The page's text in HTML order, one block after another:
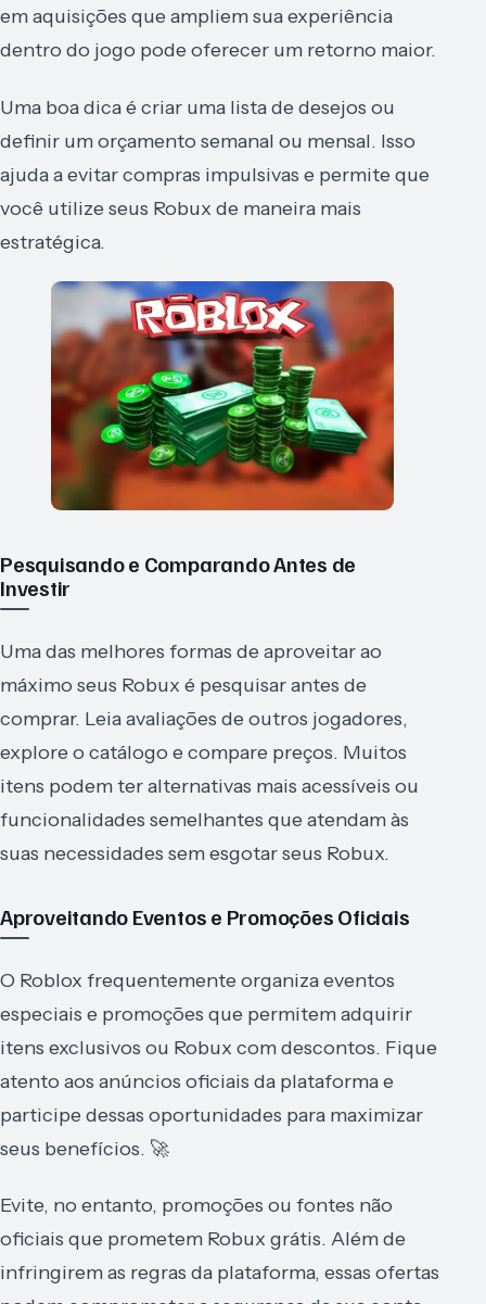
em aquisições que ampliem sua experiência
dentro do jogo pode oferecer um retorno maior.
Uma boa dica é criar uma lista de desejos ou
definir um orçamento semanal ou mensal. Isso
ajuda a evitar compras impulsivas e permite que
você utilize seus Robux de maneira mais
estratégica.
Pesquisando e Comparando Antes de
Investir
Uma das melhores formas de aproveitar ao
máximo seus Robux é pesquisar antes de
comprar. Leia avaliações de outros jogadores,
explore o catálogo e compare preços. Muitos
itens podem ter alternativas mais acessíveis ou
funcionalidades semelhantes que atendam às
suas necessidades sem esgotar seus Robux.
Aproveitando Eventos e Promoções Oficiais
O Roblox frequentemente organiza eventos
especiais e promoções que permitem adquirir
itens exclusivos ou Robux com descontos. Fique
atento aos anúncios oficiais da plataforma e
participe dessas oportunidades para maximizar
seus benefícios. 🚀
Evite, no entanto, promoções ou fontes não
oficiais que prometem Robux grátis. Além de
infringirem as regras da plataforma, essas ofertas